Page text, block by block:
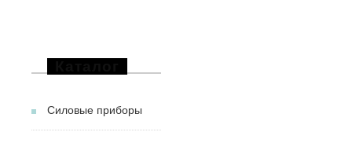
Силовые приборы